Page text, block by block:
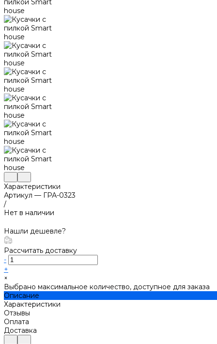
Характеристики
Артикул — ГРА-0323
/
Нет в наличии
Нашли дешевле?
Рассчитать доставку
-
+
×
Выбрано максимальное количество, доступное для заказа
Описание
Характеристики
Отзывы
Оплата
Доставка